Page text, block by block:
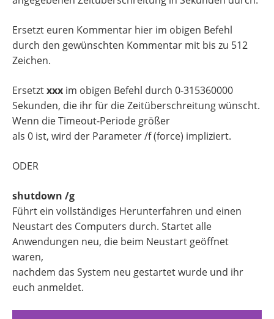
Ersetzt euren Kommentar hier im obigen Befehl
durch den gewünschten Kommentar mit bis zu 512
Zeichen.
Ersetztxxx im obigen Befehl durch 0-315360000
Sekunden, die ihr für die Zeitüberschreitung wünscht.
Wenn die Timeout-Periode größer
als 0 ist, wird der Parameter /f (force) impliziert.
ODER
shutdown /g
Führt ein vollständiges Herunterfahren und einen
Neustart des Computers durch. Startet alle
Anwendungen neu, die beim Neustart geöffnet
waren,
nachdem das System neu gestartet wurde und ihr
euch anmeldet.